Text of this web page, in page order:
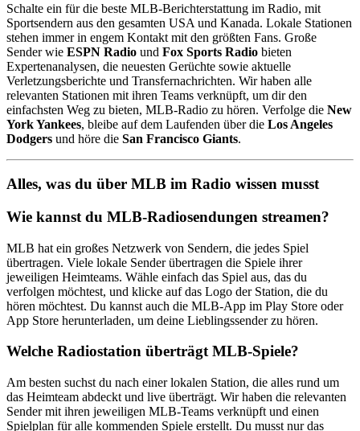
Schalte ein für die beste MLB-Berichterstattung im Radio, mit
Sportsendern aus den gesamten USA und Kanada. Lokale Stationen
stehen immer in engem Kontakt mit den größten Fans. Große
Sender wie ESPN Radio und Fox Sports Radio bieten
Expertenanalysen, die neuesten Gerüchte sowie aktuelle
Verletzungsberichte und Transfernachrichten. Wir haben alle
relevanten Stationen mit ihren Teams verknüpft, um dir den
einfachsten Weg zu bieten, MLB-Radio zu hören. Verfolge die New
York Yankees, bleibe auf dem Laufenden über die Los Angeles
Dodgers und höre die San Francisco Giants.
Alles, was du über MLB im Radio wissen musst
Wie kannst du MLB-Radiosendungen streamen?
MLB hat ein großes Netzwerk von Sendern, die jedes Spiel
übertragen. Viele lokale Sender übertragen die Spiele ihrer
jeweiligen Heimteams. Wähle einfach das Spiel aus, das du
verfolgen möchtest, und klicke auf das Logo der Station, die du
hören möchtest. Du kannst auch die MLB-App im Play Store oder
App Store herunterladen, um deine Lieblingssender zu hören.
Welche Radiostation überträgt MLB-Spiele?
Am besten suchst du nach einer lokalen Station, die alles rund um
das Heimteam abdeckt und live überträgt. Wir haben die relevanten
Sender mit ihren jeweiligen MLB-Teams verknüpft und einen
Spielplan für alle kommenden Spiele erstellt. Du musst nur das